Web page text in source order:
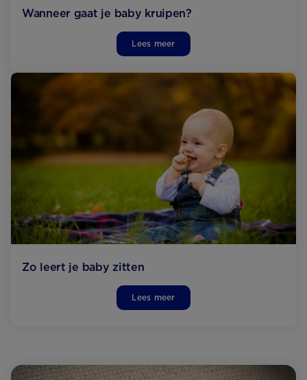
Wanneer gaat je baby kruipen?
Lees meer
Zo leert je baby zitten
Lees meer